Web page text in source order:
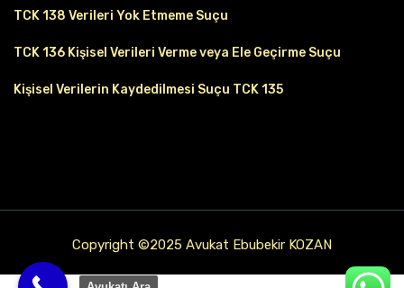
TCK 138 Verileri Yok Etmeme Suçu
TCK 136 Kişisel Verileri Verme veya Ele Geçirme Suçu
Kişisel Verilerin Kaydedilmesi Suçu TCK 135
Copyright ©2025 Avukat Ebubekir KOZAN